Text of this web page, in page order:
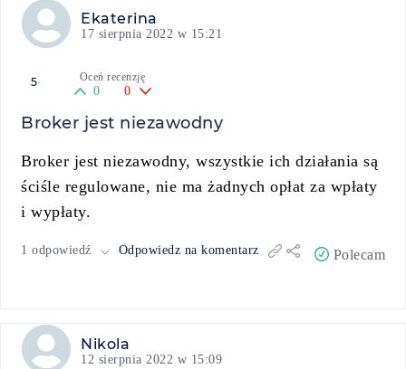
Ekaterina
17 sierpnia 2022 w 15:21
5 Oceń recenzję
0 0
Broker jest niezawodny
Broker jest niezawodny, wszystkie ich działania są
ściśle regulowane, nie ma żadnych opłat za wpłaty
i wypłaty.
1 odpowiedź Odpowiedz na komentarz Polecam
Nikola
12 sierpnia 2022 w 15:09